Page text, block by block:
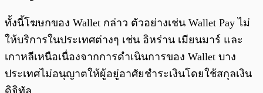
ทั้งนี้โฆษกของ Wallet กล่าว ตัวอย่างเช่น Wallet Pay ไม่
ให้บริการในประเทศต่างๆ เช่น อิหร่าน เมียนมาร์ และ
เกาหลีเหนือเนื่องจากการดำเนินการของ Wallet บาง
ประเทศไม่อนุญาตให้ผู้อยู่อาศัยชำระเงินโดยใช้สกุลเงิน